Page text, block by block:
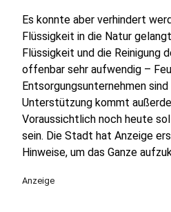
Es konnte aber verhindert
Flüssigkeit in die Natur
Flüssigkeit und die Reinigung
offenbar sehr aufwendig –
Entsorgungsunternehmen
Unterstützung kommt
Voraussichtlich noch heute
sein. Die Stadt hat Anzeige
Hinweise, um das Ganze
Anzeige